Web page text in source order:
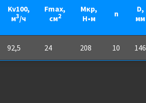
Kv100,
м3/ч
Fmax,
см2
Мкр,
Н•м
n
D,
мм
92,5 24 208 10 146